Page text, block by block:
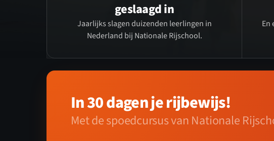
geslaagd in
Jaarlijks slagen duizenden leerlingen in
Nederland bij Nationale Rijschool.
En
In 30 dagen je rijbewijs!
Met de spoedcursus van Nationale